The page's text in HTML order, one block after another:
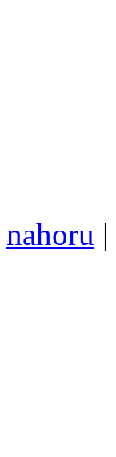
nahoru |